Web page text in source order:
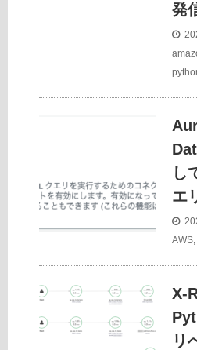
発
し
エ
AWS,
X-
リ